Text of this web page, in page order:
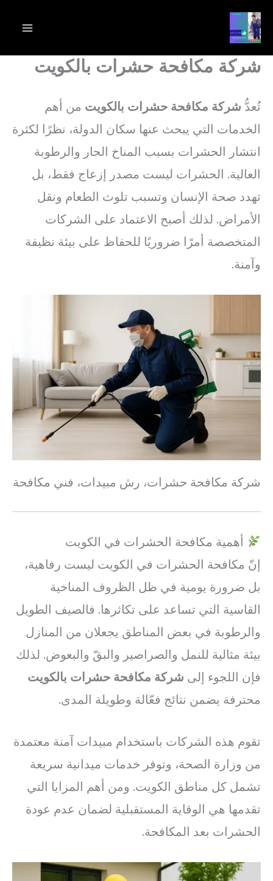
تخطي
إلى
المحتوى
شركة مكافحة حشرات بالكويت
تُعدُّ شركة مكافحة حشرات بالكويت من أهم
الخدمات التي يبحث عنها سكان الدولة، نظرًا لكثرة
انتشار الحشرات بسبب المناخ الحار والرطوبة
العالية. الحشرات ليست مصدر إزعاج فقط، بل
تهدد صحة الإنسان وتسبب تلوث الطعام ونقل
الأمراض. لذلك أصبح الاعتماد على الشركات
المتخصصة أمرًا ضروريًا للحفاظ على بيئة نظيفة
وآمنة.
شركة مكافحة حشرات، رش مبيدات، فني مكافحة
أهمية مكافحة الحشرات في الكويت
إنّ مكافحة الحشرات في الكويت ليست رفاهية،
بل ضرورة يومية في ظل الظروف المناخية
القاسية التي تساعد على تكاثرها. فالصيف الطويل
والرطوبة في بعض المناطق يجعلان من المنازل
بيئة مثالية للنمل والصراصير والبقّ والبعوض. لذلك
فإن اللجوء إلى شركة مكافحة حشرات بالكويت
محترفة يضمن نتائج فعّالة وطويلة المدى.
تقوم هذه الشركات باستخدام مبيدات آمنة معتمدة
من وزارة الصحة، وتوفر خدمات ميدانية سريعة
تشمل كل مناطق الكويت. ومن أهم المزايا التي
تقدمها هي الوقاية المستقبلية لضمان عدم عودة
الحشرات بعد المكافحة.